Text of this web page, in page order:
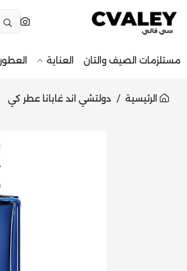
مستلزمات الصيف والتان العناية العطور
الرئيسية دولتشي اند غابانا عطر كي